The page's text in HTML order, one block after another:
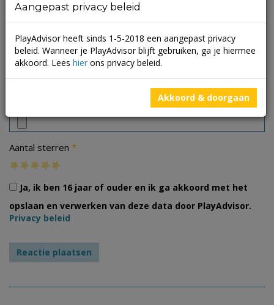
Aantal sterren *
Ja, ik ben 16 jaar of ouder en ik ga akkoord met het
opslaan en verwerken van deze data door PlayAdvisor.
Privacy beleid
Aangepast privacy beleid
PlayAdvisor heeft sinds 1-5-2018 een aangepast privacy
beleid. Wanneer je PlayAdvisor blijft gebruiken, ga je hiermee
akkoord. Lees hier ons privacy beleid.
Akkoord & doorgaan